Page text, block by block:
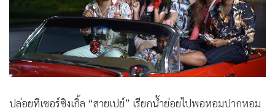
Infographic
• การเมือง
ท่องเที่ยว
• กีฬา
• Special Scoop
ปล่อยทีเซอร์ซิงเกิ้ล “สายเปย์” เรียกน้ำย่อยไปพอหอมปากหอม